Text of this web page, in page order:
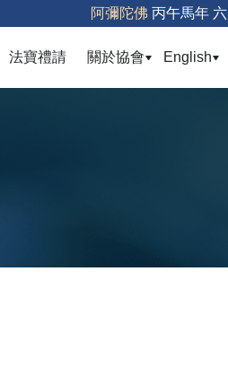
阿彌陀佛 丙午馬年
法寶禮請 關於協會(current)
English